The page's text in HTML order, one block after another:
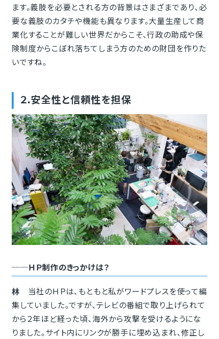
ます。義肢を必要とされる方の背景はさまざまであり、必
要な義肢のカタチや機能も異なります。大量生産して商
業化することが難しい世界だからこそ、行政の助成や保
険制度からこぼれ落ちてしまう方のための財団を作りた
いですね。
２.安全性と信頼性を担保
──ＨＰ制作のきっかけは？
林 当社のＨＰは、もともと私がワードプレスを使って編
集していました。ですが、テレビの番組で取り上げられて
から２年ほど経った頃、海外から攻撃を受けるようにな
りました。サイト内にリンクが勝手に埋め込まれ、修正し